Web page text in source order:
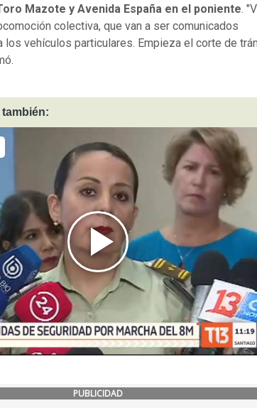
Mazote y Avenida España en el poniente.
colectiva, que van a ser comunicados
los vehículos particulares. Empieza el corte de
también:
PUBLICIDAD